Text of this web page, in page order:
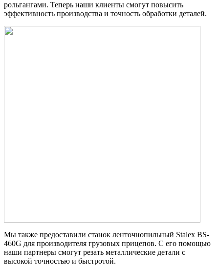
рольгангами. Теперь наши клиенты смогут повысить
эффективность производства и точность обработки деталей.
Мы также предоставили станок ленточнопильный Stalex BS-
460G для производителя грузовых прицепов. С его помощью
наши партнеры смогут резать металлические детали с
высокой точностью и быстротой.